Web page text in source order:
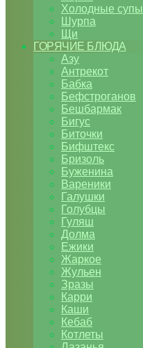
Холодные супы
Шурпа
Щи
ГОРЯЧИЕ БЛЮДА
Азу
Антрекот
Бабка
Бефстроганов
Бешбармак
Бигус
Биточки
Бифштекс
Бризоль
Буженина
Вареники
Галушки
Голубцы
Гуляш
Долма
Ежики
Жаркое
Жульен
Зразы
Карри
Каши
Кебаб
Котлеты